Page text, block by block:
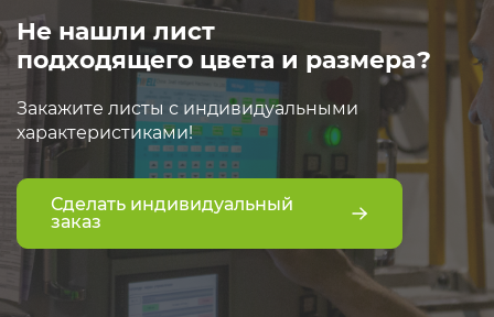
Не нашли лист
подходящего цвета и размера?
Закажите листы с индивидуальными
характеристиками!
Сделать индивидуальный
заказ